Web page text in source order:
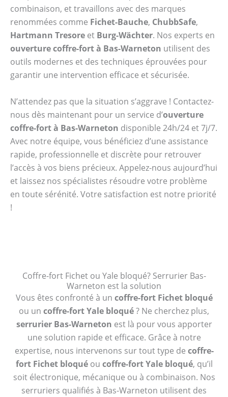
combinaison, et travaillons avec des marques
renommées comme Fichet-Bauche, ChubbSafe,
Hartmann Tresore et Burg-Wächter. Nos experts en
ouverture coffre-fort à Bas-Warneton utilisent des
outils modernes et des techniques éprouvées pour
garantir une intervention efficace et sécurisée.
N’attendez pas que la situation s’aggrave ! Contactez-
nous dès maintenant pour un service d’ouverture
coffre-fort à Bas-Warneton disponible 24h/24 et 7j/7.
Avec notre équipe, vous bénéficiez d’une assistance
rapide, professionnelle et discrète pour retrouver
l’accès à vos biens précieux. Appelez-nous aujourd’hui
et laissez nos spécialistes résoudre votre problème
en toute sérénité. Votre satisfaction est notre priorité
!
Coffre-fort Fichet ou Yale bloqué? Serrurier Bas-
Warneton est la solution
Vous êtes confronté à un coffre-fort Fichet bloqué
ou un coffre-fort Yale bloqué? Ne cherchez plus,
serrurier Bas-Warneton est là pour vous apporter
une solution rapide et efficace. Grâce à notre
expertise, nous intervenons sur tout type de coffre-
fort Fichet bloquéou coffre-fort Yale bloqué, qu’il
soit électronique, mécanique ou à combinaison. Nos
serruriers qualifiés à Bas-Warneton utilisent des